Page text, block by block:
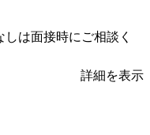
は面接時にご相談く
詳細を表示